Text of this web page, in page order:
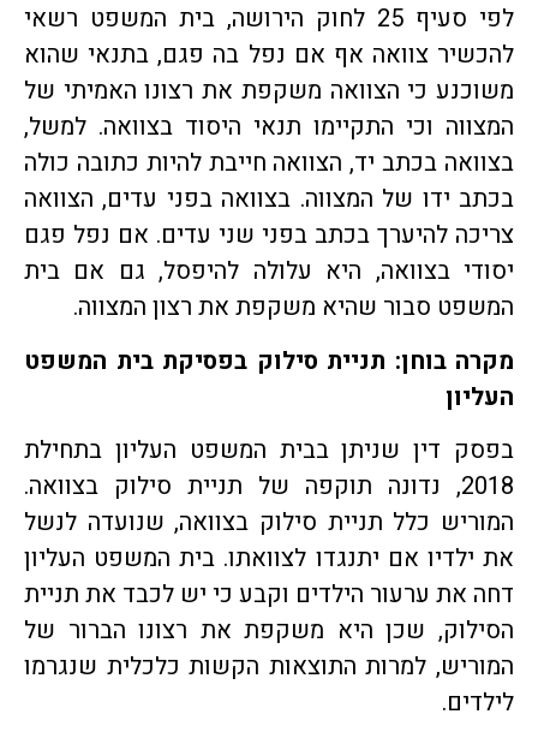
לפי סעיף 25 לחוק הירושה, בית המשפט רשאי
להכשיר צוואה אף אם נפל בה פגם, בתנאי שהוא
משוכנע כי הצוואה משקפת את רצונו האמיתי של
המצווה וכי התקיימו תנאי היסוד בצוואה. למשל,
בצוואה בכתב יד, הצוואה חייבת להיות כתובה כולה
בכתב ידו של המצווה. בצוואה בפני עדים, הצוואה
צריכה להיערך בכתב בפני שני עדים. אם נפל פגם
יסודי בצוואה, היא עלולה להיפסל, גם אם בית
המשפט סבור שהיא משקפת את רצון המצווה.
מקרה בוחן: תניית סילוק בפסיקת בית המשפט
העליון
בפסק דין שניתן בבית המשפט העליון בתחילת
2018, נדונה תוקפה של תניית סילוק בצוואה.
המוריש כלל תניית סילוק בצוואה, שנועדה לנשל
את ילדיו אם יתנגדו לצוואתו. בית המשפט העליון
דחה את ערעור הילדים וקבע כי יש לכבד את תניית
הסילוק, שכן היא משקפת את רצונו הברור של
המוריש, למרות התוצאות הקשות כלכלית שנגרמו
לילדים.